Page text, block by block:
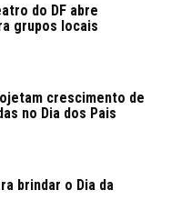
do DF abre
grupos locais
crescimento de
no Dia dos Pais
brindar o Dia da